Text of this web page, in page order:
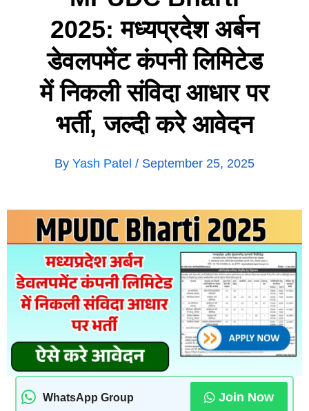
2025: मध्यप्रदेश अर्बन
डेवलपमेंट कंपनी लिमिटेड
में निकली संविदा आधार पर
भर्ती, जल्दी करे आवेदन
By Yash Patel / September 25, 2025
WhatsApp Group Join Now